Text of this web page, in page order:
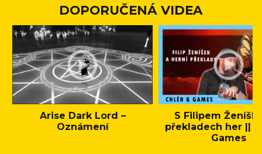
DOPORUČENÁ VIDEA
Arise Dark Lord –
Oznámení
S Filipem
překladech her ||
Games